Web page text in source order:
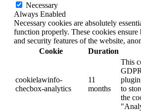
Necessary
Always Enabled
Necessary cookies are absolutely
function properly. These cookies
and security features of the website,
Cookie
Duration
cookielawinfo-
checbox-analytics
11
months
This
to
the